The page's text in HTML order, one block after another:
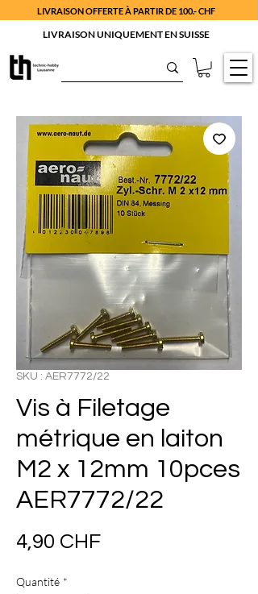
LIVRAISON OFFERTE À PARTIR DE 100.- CHF
LIVRAISON UNIQUEMENT EN SUISSE
SKU : AER7772/22
Vis à Filetage
métrique en laiton
M2 x 12mm 10pces
AER7772/22
4,90 CHFPrix
Quantité *